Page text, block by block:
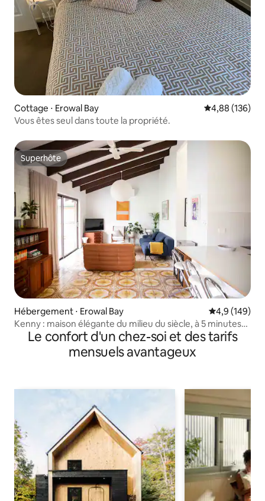
Cottage ⋅ Erowal Bay Évaluation
4,88 (136)
Vous êtes seul dans toute la propriété.
Superhôte
Superhôte
Hébergement ⋅ Erowal Bay Évaluation
4,9 (149)
Kenny : maison élégante du milieu du siècle, à 5 minutes
de Hyams
Le confort d'un chez-soi et des tarifs
mensuels avantageux